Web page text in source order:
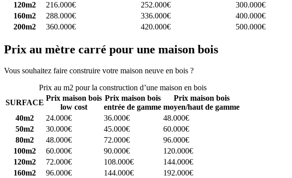
120m2
216.000€ 252.000€
300.000€
160m2
288.000€ 336.000€
400.000€
200m2
360.000€ 420.000€ 500.000€
Prix au mètre carré pour une maison bois
Vous souhaitez faire construire votre maison neuve en bois ?
Prix au m2 pour la construction d’une maison en bois
SURFACE
Prix maison bois
low cost
Prix maison bois
entrée de gamme
Prix maison bois
moyen/haut de gamme
40m2
24.000€ 36.000€
48.000€
50m2
30.000€ 45.000€
60.000€
80m2
48.000€ 72.000€
96.000€
100m2
60.000€ 90.000€
120.000€
120m2
72.000€ 108.000€
144.000€
160m2
96.000€ 144.000€
192.000€